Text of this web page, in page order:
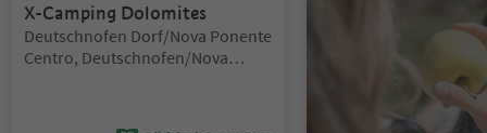
X-Camping Dolomites
Lokalita:
Deutschnofen Dorf/Nova Ponente
Centro, Deutschnofen/Nova